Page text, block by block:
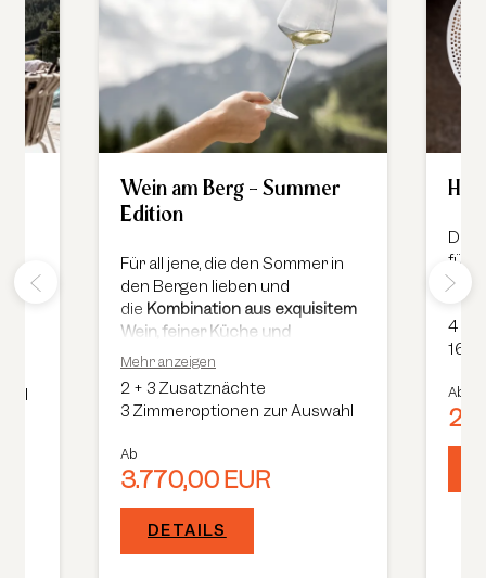
Wein am Berg - Summer
Edition
Für all jene, die den Sommer in
den Bergen lieben und
die Kombination aus exquisitem
Wein, feiner Küche und
atemberaubender Natur
schätzen wissen, ist dieses
Event ein absolutes Muss.
Mehr anzeigen
2 + 3 Zusatznächte
3 Zimmeroptionen zur Auswahl
Ab
3.770,00 EUR
DETAILS
Das
für
4
16
Ab